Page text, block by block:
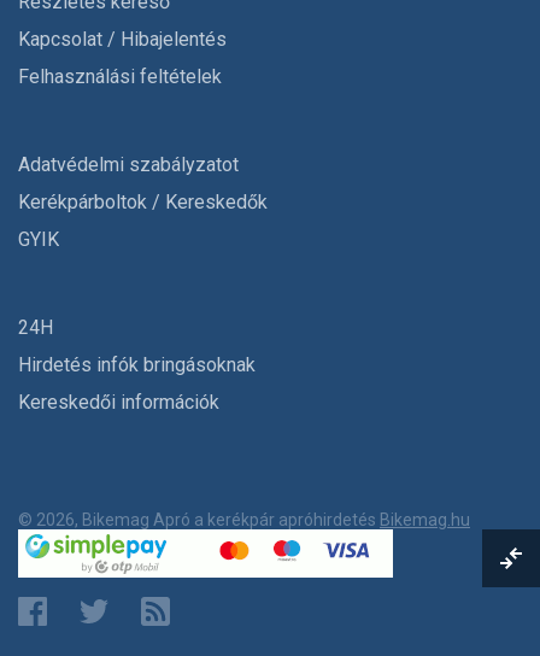
Kapcsolat / Hibajelentés
Felhasználási feltételek
Adatvédelmi szabályzatot
Kerékpárboltok / Kereskedők
GYIK
24H
Hirdetés infók bringásoknak
Kereskedői információk
© 2026, Bikemag Apró a kerékpár apróhirdetés Bikemag.hu